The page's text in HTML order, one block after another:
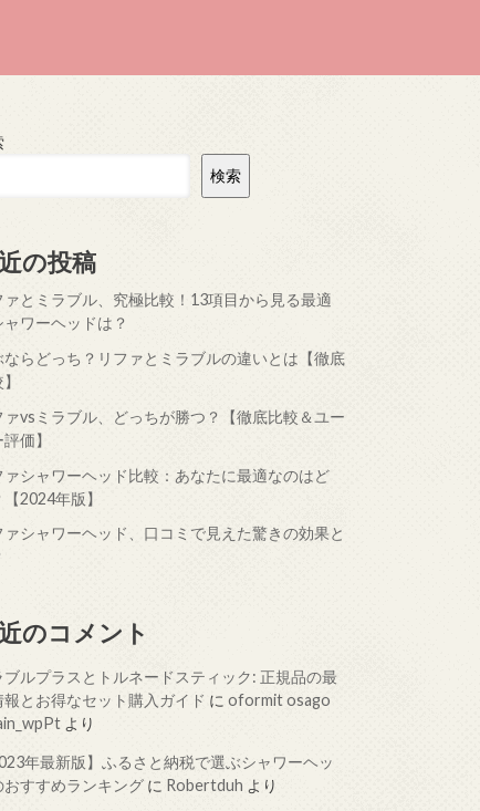
検索
の投稿
ァとミラブル、究極比較！13項目から見る最適
ャワーヘッドは？
ならどっち？リファとミラブルの違いとは【徹底
ァvsミラブル、どっちが勝つ？【徹底比較＆ユー
価】
ァシャワーヘッド比較：あなたに最適なのはど
2024年版】
ァシャワーヘッド、口コミで見えた驚きの効果と
のコメント
ブルプラスとトルネードスティック: 正規品の最
報とお得なセット購入ガイド に oformit osago
より
年最新版】ふるさと納税で選ぶシャワーヘッ
おすすめランキング に Robertduh より